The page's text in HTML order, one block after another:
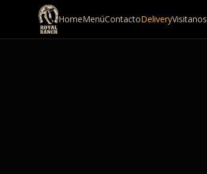
HomeMenúContactoDeliveryVisitanos